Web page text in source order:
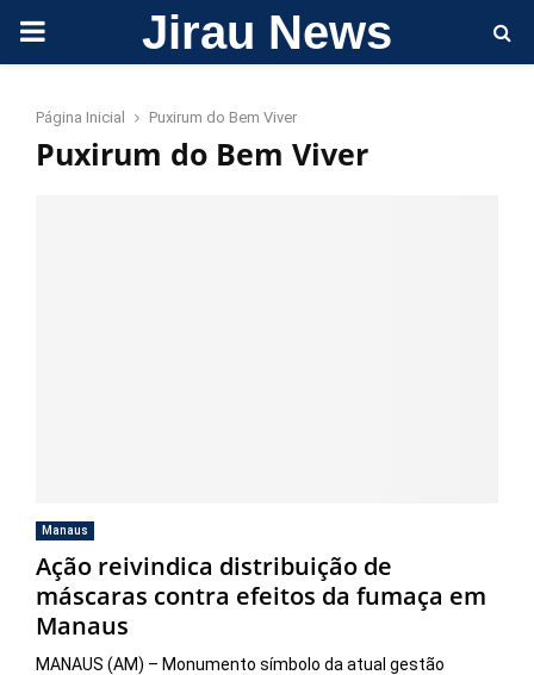
PRIMARY Jirau News
Página Inicial Puxirum do Bem Viver
Puxirum do Bem Viver
Manaus
Ação reivindica distribuição de
máscaras contra efeitos da fumaça em
Manaus
MANAUS (AM) – Monumento símbolo da atual gestão